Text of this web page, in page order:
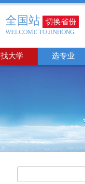
全国站 切换省份
WELCOME TO JINHONG
找大学 选专业